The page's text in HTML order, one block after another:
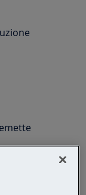
incassati